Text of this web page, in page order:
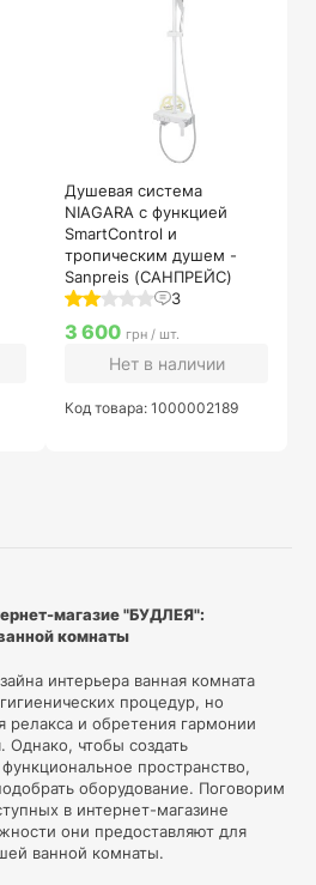
магазие "БУДЛЕЯ":
комнаты
интерьера ванная комната
процедур, но
и обретения гармонии
Однако, чтобы создать
пространство,
оборудование. Поговорим
в интернет-магазине
они предоставляют для
ванной комнаты.
Душевая система
NIAGARA с функцией
SmartControl и
тропическим душем -
Sanpreis (САНПРЕЙС)
3
3 600 грн / шт.
Нет в наличии
Код товара: 1000002189